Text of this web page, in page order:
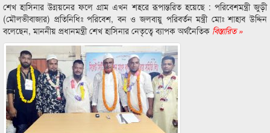
শেখ হাসিনার উন্নয়নের ফলে গ্রাম এখন শহরে রূপান্তরিত হয়েছে : পরিবেশমন্ত্রী জুড়ী
(মৌলভীবাজার) প্রতিনিধিঃ পরিবেশ, বন ও জলবায়ু পরিবর্তন মন্ত্রী মোঃ শাহাব উদ্দিন
বলেছেন, মাননীয় প্রধানমন্ত্রী শেখ হাসিনার নেতৃত্বে ব্যাপক অর্থনৈতিক বিস্তারিত »